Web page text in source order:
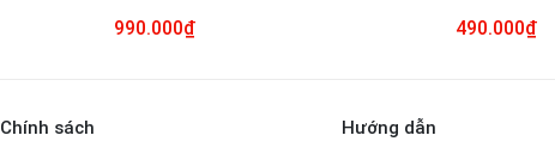
990.000₫ 490.000₫
Chính sách Hướng dẫn